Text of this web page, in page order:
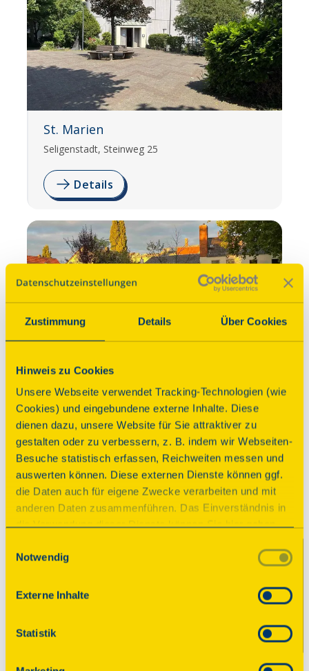
Zustimmung Details Über Cookies
Hinweis zu Cookies
Unsere Webseite verwendet Tracking-Technologien (wie
Cookies) und eingebundene externe Inhalte. Diese
dienen dazu, unsere Website für Sie attraktiver zu
gestalten oder zu verbessern, z. B. indem wir Webseiten-
Besuche statistisch erfassen, Reichweiten messen und
auswerten können. Diese externen Dienste können ggf.
die Daten auch für eigene Zwecke verarbeiten und mit
anderen Daten zusammenführen. Das Einverständnis in
die Verwendung dieser Dienste können Sie hier geben.
unserer Datenschutzerklärung. Durch Anklicken der
einzelner Cookies (Kategorien) in
den Einstellungen erteilen Sie uns Ihre Einwilligung zur
Verarbeitung Ihrer Daten zu den jeweiligen Zwecken. Die
Einwilligung ist freiwillig, für die Nutzung des
Notwendig
Externe Inhalte
Statistik
St. Marien
Seligenstadt, Steinweg 25
Details
Synagogenplatz
Seligenstadt, Frankfurter Str. 21
Details
Jüdischer Friedhof